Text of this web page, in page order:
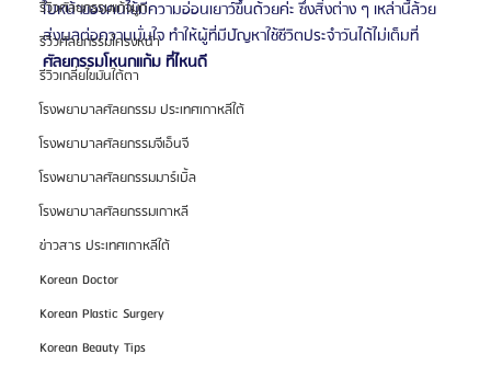
รีวิวศัลยกรรมแก้จมูก
รีวิวศัลยกรรมโครงหน้า
รีวิวเกลี่ยไขมันใต้ตา
โรงพยาบาลศัลยกรรม ประเทศเกาหลีใต้
โรงพยาบาลศัลยกรรมจีเอ็นจี
โรงพยาบาลศัลยกรรมมาร์เบิ้ล
โรงพยาบาลศัลยกรรมเกาหลี
ข่าวสาร ประเทศเกาหลีใต้
Korean Doctor
Korean Plastic Surgery
Korean Beauty Tips
ใบหน้าของคนไข้มีความอ่อนเยาว์ขึ้นด้วยค่ะ ซึ่งสิ่งต่าง ๆ เหล่านี้ล้วย
ส่งผลต่อความมั่นใจ ทำให้ผู้ที่มีปัญหาใช้ชีวิตประจำวันได้ไม่เต็มที่
ศัลยกรรมโหนกแก้ม ที่ไหนดี